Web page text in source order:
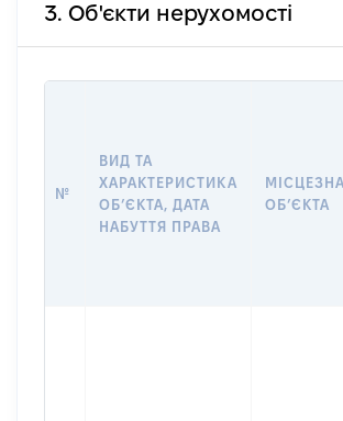
3. Об'єкти нерухомості
№
ВИД ТА
ХАРАКТЕРИСТИКА
ОБʼЄКТА, ДАТА
НАБУТТЯ ПРАВА
ОБʼЄКТА